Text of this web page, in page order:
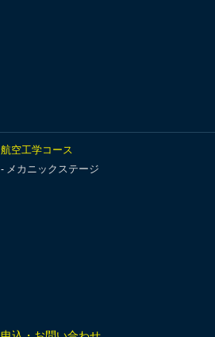
航空工学コース
メカニックステージ